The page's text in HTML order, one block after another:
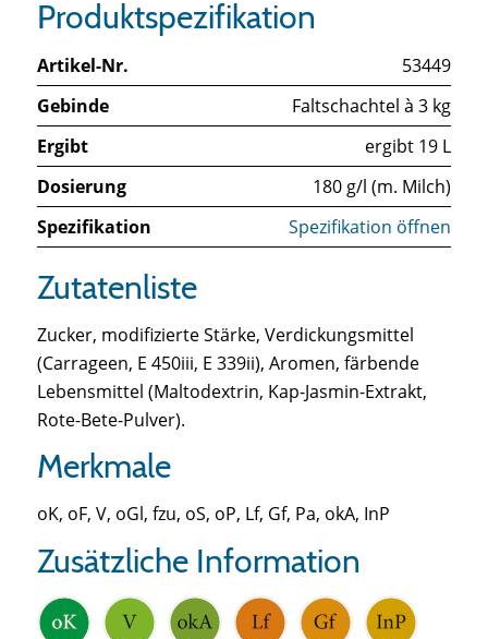
Produktspezifikation
Artikel-Nr.
53449
Gebinde
Faltschachtel à 3 kg
Ergibt
ergibt 19 L
Dosierung
180 g/l (m. Milch)
Spezifikation
Spezifikation öffnen
Zutatenliste
Zucker, modifizierte Stärke, Verdickungsmittel
(Carrageen, E 450iii, E 339ii), Aromen, färbende
Lebensmittel (Maltodextrin, Kap-Jasmin-Extrakt,
Rote-Bete-Pulver).
Merkmale
oK, oF, V, oGl, fzu, oS, oP, Lf, Gf, Pa, okA, InP
Zusätzliche Information